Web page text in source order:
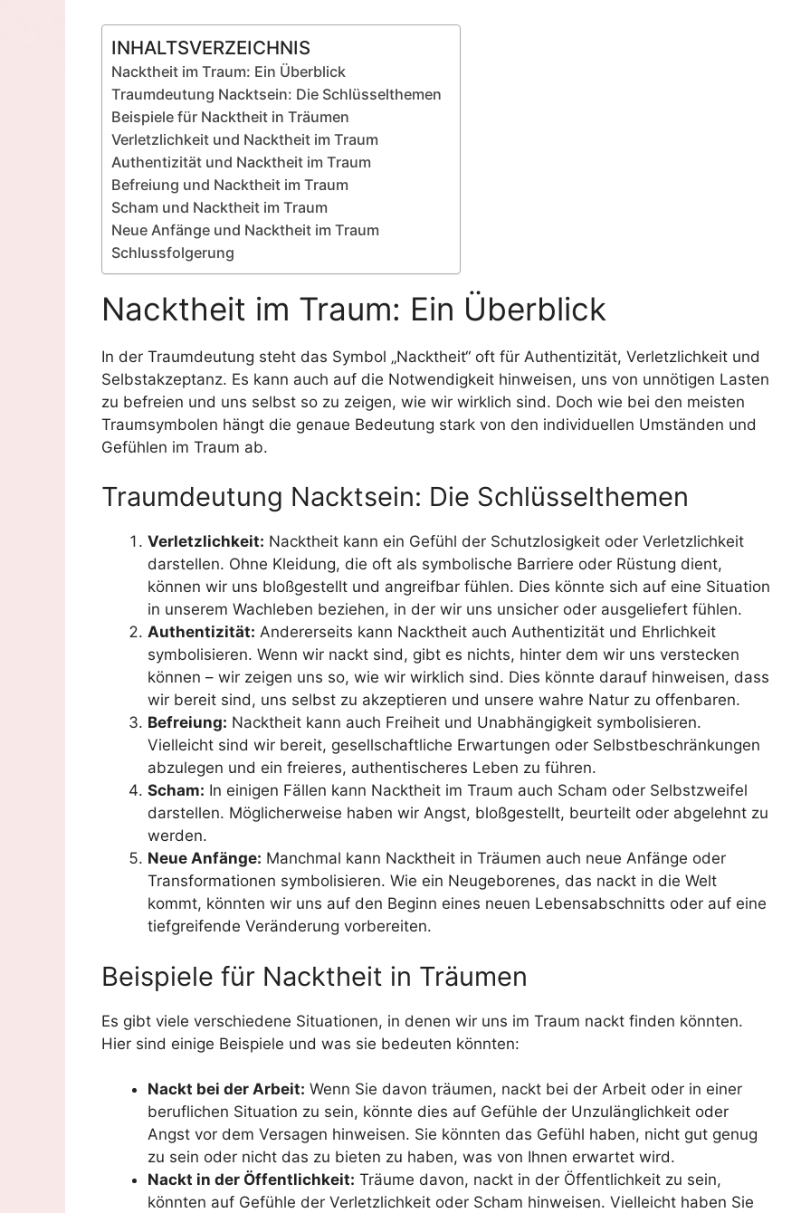
INHALTSVERZEICHNIS
Nacktheit im Traum: Ein Überblick
Traumdeutung Nacktsein: Die Schlüsselthemen
Beispiele für Nacktheit in Träumen
Verletzlichkeit und Nacktheit im Traum
Authentizität und Nacktheit im Traum
Befreiung und Nacktheit im Traum
Scham und Nacktheit im Traum
Neue Anfänge und Nacktheit im Traum
Schlussfolgerung
Nacktheit im Traum: Ein Überblick
In der Traumdeutung steht das Symbol „Nacktheit“ oft für Authentizität, Verletzlichkeit und
Selbstakzeptanz. Es kann auch auf die Notwendigkeit hinweisen, uns von unnötigen Lasten
zu befreien und uns selbst so zu zeigen, wie wir wirklich sind. Doch wie bei den meisten
Traumsymbolen hängt die genaue Bedeutung stark von den individuellen Umständen und
Gefühlen im Traum ab.
Traumdeutung Nacktsein: Die Schlüsselthemen
Verletzlichkeit: Nacktheit kann ein Gefühl der Schutzlosigkeit oder Verletzlichkeit
darstellen. Ohne Kleidung, die oft als symbolische Barriere oder Rüstung dient,
können wir uns bloßgestellt und angreifbar fühlen. Dies könnte sich auf eine Situation
in unserem Wachleben beziehen, in der wir uns unsicher oder ausgeliefert fühlen.
Authentizität: Andererseits kann Nacktheit auch Authentizität und Ehrlichkeit
symbolisieren. Wenn wir nackt sind, gibt es nichts, hinter dem wir uns verstecken
können – wir zeigen uns so, wie wir wirklich sind. Dies könnte darauf hinweisen, dass
wir bereit sind, uns selbst zu akzeptieren und unsere wahre Natur zu offenbaren.
Befreiung: Nacktheit kann auch Freiheit und Unabhängigkeit symbolisieren.
Vielleicht sind wir bereit, gesellschaftliche Erwartungen oder Selbstbeschränkungen
abzulegen und ein freieres, authentischeres Leben zu führen.
Scham: In einigen Fällen kann Nacktheit im Traum auch Scham oder Selbstzweifel
darstellen. Möglicherweise haben wir Angst, bloßgestellt, beurteilt oder abgelehnt zu
werden.
Neue Anfänge: Manchmal kann Nacktheit in Träumen auch neue Anfänge oder
Transformationen symbolisieren. Wie ein Neugeborenes, das nackt in die Welt
kommt, könnten wir uns auf den Beginn eines neuen Lebensabschnitts oder auf eine
tiefgreifende Veränderung vorbereiten.
Beispiele für Nacktheit in Träumen
Es gibt viele verschiedene Situationen, in denen wir uns im Traum nackt finden könnten.
Hier sind einige Beispiele und was sie bedeuten könnten:
Nackt bei der Arbeit: Wenn Sie davon träumen, nackt bei der Arbeit oder in einer
beruflichen Situation zu sein, könnte dies auf Gefühle der Unzulänglichkeit oder
Angst vor dem Versagen hinweisen. Sie könnten das Gefühl haben, nicht gut genug
zu sein oder nicht das zu bieten zu haben, was von Ihnen erwartet wird.
Nackt in der Öffentlichkeit: Träume davon, nackt in der Öffentlichkeit zu sein,
könnten auf Gefühle der Verletzlichkeit oder Scham hinweisen. Vielleicht haben Sie